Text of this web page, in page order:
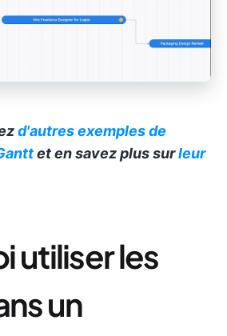
d'autres exemples de
et en savez plus surleur
utiliser les
un